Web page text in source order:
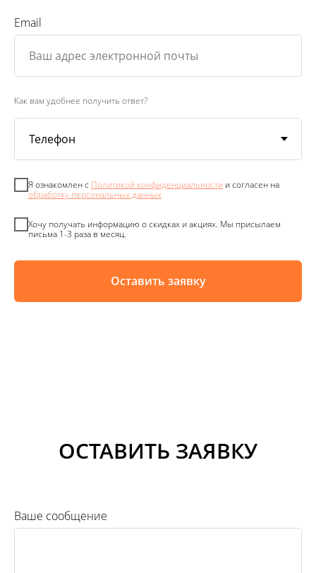
Email
Как вам удобнее получить ответ?
Я ознакомлен с Политикой конфиденциальности и согласен на
обработку персональных данных
Хочу получать информацию о скидках и акциях. Мы присылаем
письма 1-3 раза в месяц.
Оставить заявку
ОСТАВИТЬ ЗАЯВКУ
Ваше сообщение